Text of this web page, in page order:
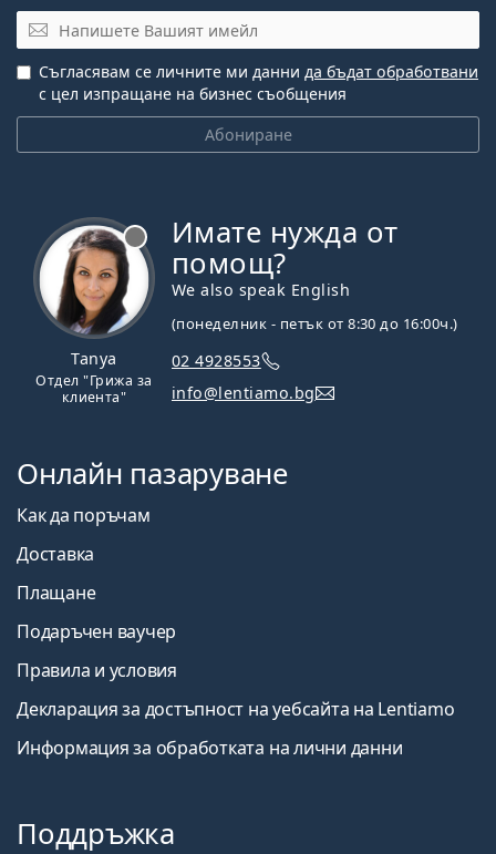
Имейл
Абониране
Съгласявам се личните ми данни да бъдат обработвани
с цел изпращане на бизнес съобщения
Tanya
Отдел "Грижа за
клиента"
Имате нужда от
помощ?
We also speak English
(понеделник - петък от 8:30 до 16:00ч.)
02 4928553
info@lentiamo.bg
Онлайн пазаруване
Как да поръчам
Доставка
Плащане
Подаръчен ваучер
Правила и условия
Декларация за достъпност на уебсайта на Lentiamo
Информация за обработката на лични данни
Поддръжка